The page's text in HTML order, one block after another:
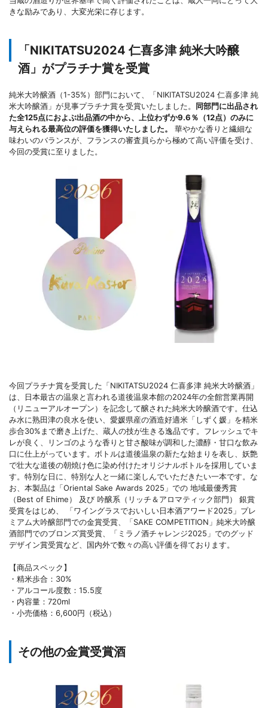
きな励みであり、大変光栄に存じます。
「NIKITATSU2024 仁喜多津 純米大吟醸
酒」がプラチナ賞を受賞
純米大吟醸酒（1-35%）部門において、「NIKITATSU2024 仁喜多津 純
米大吟醸酒」が見事プラチナ賞を受賞いたしました。 同部門に出品され
た全125点におよぶ出品酒の中から、上位わずか9.6％（12点）のみに
与えられる最高位の評価を獲得いたしました。
華やかな香りと繊細な
味わいのバランスが、フランスの審査員らから極めて高い評価を受け、
今回の受賞に至りました。
今回プラチナ賞を受賞した「NIKITATSU2024 仁喜多津 純米大吟醸酒」
は、日本最古の温泉と言われる道後温泉本館の2024年の全館営業再開
（リニューアルオープン）を記念して醸された純米大吟醸酒です。仕込
み水に熟田津の良水を使い、愛媛県産の酒造好適米「しずく媛」を精米
歩合30%まで磨き上げた、蔵人の技が生きる逸品です。フレッシュでキ
レが良く、リンゴのような香りと甘さ酸味が調和した濃醇・甘口な飲み
口に仕上がっています。ボトルは道後温泉の新たな始まりを表し、妖艶
で壮大な道後の朝焼け色に染め付けたオリジナルボトルを採用していま
す。特別な日に、特別な人と一緒に楽しんでいただきたい一本です。な
お、本製品は「Oriental Sake Awards 2025」での 地域最優秀賞
（Best of Ehime） 及び 吟醸系（リッチ＆アロマティック部門） 銀賞
受賞をはじめ、 「ワイングラスでおいしい日本酒アワード2025」プレ
ミアム大吟醸部門での金賞受賞、「SAKE COMPETITION」純米大吟醸
酒部門でのブロンズ賞受賞、「ミラノ酒チャレンジ2025」でのグッド
デザイン賞受賞など、国内外で数々の高い評価を得ております。
【商品スペック】
・精米歩合：30%
・アルコール度数：15.5度
・内容量：720ml
・小売価格：6,600円（税込）
その他の金賞受賞酒